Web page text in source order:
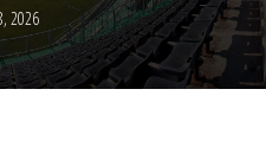
2026